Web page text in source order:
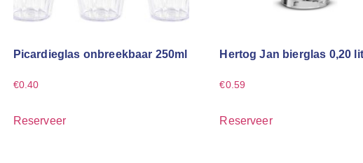
Picardieglas onbreekbaar 250ml
€0.40
Reserveer
Hertog Jan bierglas 0,20
€0.59
Reserveer